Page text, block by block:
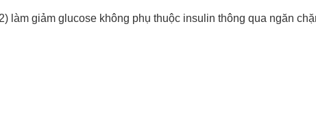
làm giảm glucose không phụ thuộc insulin thông qua ngăn